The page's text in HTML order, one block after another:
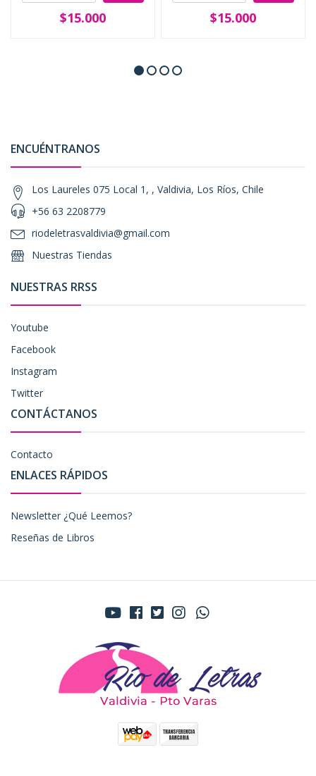
$15.000 $15.000
ENCUÉNTRANOS
Los Laureles 075 Local 1, , Valdivia, Los Ríos, Chile
+56 63 2208779
riodeletrasvaldivia@gmail.com
Nuestras Tiendas
NUESTRAS RRSS
Youtube
Facebook
Instagram
Twitter
CONTÁCTANOS
Contacto
ENLACES RÁPIDOS
Newsletter ¿Qué Leemos?
Reseñas de Libros